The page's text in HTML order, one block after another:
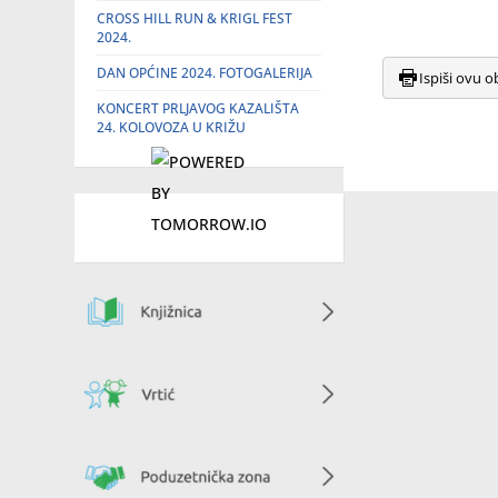
CROSS HILL RUN & KRIGL FEST
2024.
DAN OPĆINE 2024. FOTOGALERIJA
KONCERT PRLJAVOG KAZALIŠTA
24. KOLOVOZA U KRIŽU
Ispiši ovu